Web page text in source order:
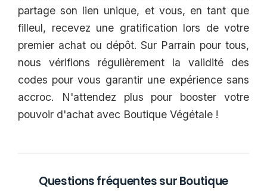
partage son lien unique, et vous, en tant que
filleul, recevez une gratification lors de votre
premier achat ou dépôt. Sur Parrain pour tous,
nous vérifions régulièrement la validité des
codes pour vous garantir une expérience sans
accroc. N'attendez plus pour booster votre
pouvoir d'achat avec Boutique Végétale !
Questions fréquentes sur Boutique